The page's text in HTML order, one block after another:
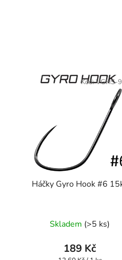
Háčky Gyro Hook #6
Skladem (>5 ks)
189 Kč
Kód:VGHS-